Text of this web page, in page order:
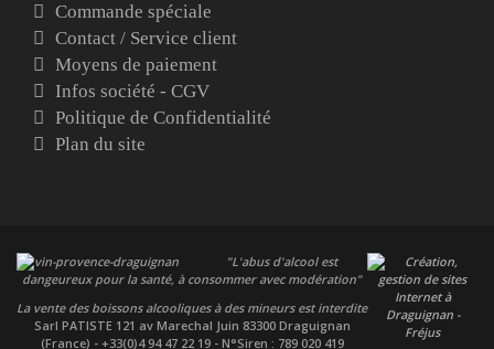
Commande spéciale
Contact / Service client
Moyens de paiement
Infos société - CGV
Politique de Confidentialité
Plan du site
"L'abus d'alcool est
dangeureux pour la santé, à consommer avec modération"
La vente des boissons alcooliques à des mineurs est interdite
Sarl PATISTE 121 av Marechal Juin 83300 Draguignan
(France) - +33(0)4 94 47 22 19 - N°Siren : 789 020 419